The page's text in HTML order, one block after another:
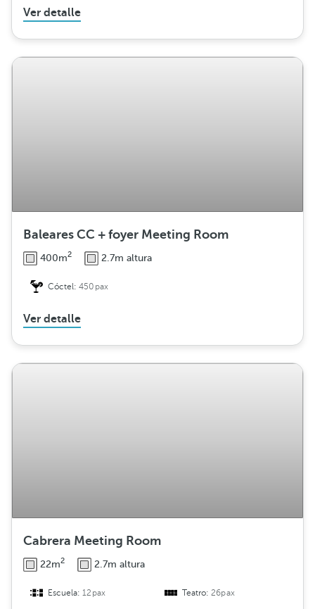
Ver detalle
Baleares CC + foyer Meeting Room
400m2 2.7m altura
Cóctel:450pax
Ver detalle
Cabrera Meeting Room
22m2 2.7m altura
Escuela:12pax Teatro:26pax